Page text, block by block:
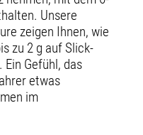
Unsere
zeigen Ihnen, wie
zu 2 g auf Slick-
Gefühl, das
etwas
im